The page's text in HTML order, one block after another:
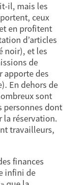
il, mais les
ceux
en profitent
d’articles
noir), et les
de
apporte des
En dehors de
sont
personnes dont
la réservation.
travailleurs,
finances
infini de